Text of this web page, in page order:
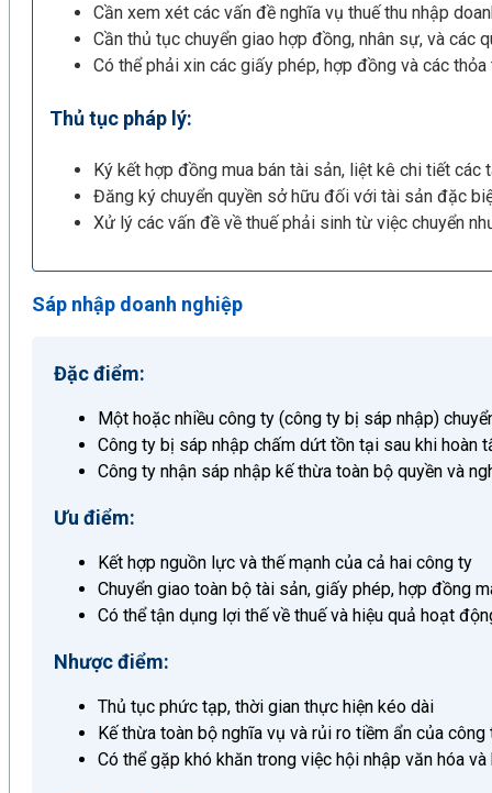
Cần xem xét các vấn đề nghĩa vụ thuế thu nhập
Cần thủ tục chuyển giao hợp đồng, nhân sự, và các
Có thể phải xin các giấy phép, hợp đồng và các thỏa
Thủ tục pháp lý:
Ký kết hợp đồng mua bán tài sản, liệt kê chi tiết các
Đăng ký chuyển quyền sở hữu đối với tài sản đặc
Xử lý các vấn đề về thuế phải sinh từ việc chuyển
Sáp nhập doanh nghiệp
Đặc điểm:
Một hoặc nhiều công ty (công ty bị sáp nhập)
Công ty bị sáp nhập chấm dứt tồn tại sau khi hoàn
Công ty nhận sáp nhập kế thừa toàn bộ quyền và
Ưu điểm:
Kết hợp nguồn lực và thế mạnh của cả hai công ty
Chuyển giao toàn bộ tài sản, giấy phép, hợp đồng
Có thể tận dụng lợi thế về thuế và hiệu quả hoạt
Nhược điểm:
Thủ tục phức tạp, thời gian thực hiện kéo dài
Kế thừa toàn bộ nghĩa vụ và rủi ro tiềm ẩn của
Có thể gặp khó khăn trong việc hội nhập văn hóa